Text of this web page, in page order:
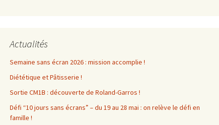
Actualités
Semaine sans écran 2026 : mission accomplie !
Diététique et Pâtisserie !
Sortie CM1B : découverte de Roland-Garros !
Défi “10 jours sans écrans” – du 19 au 28 mai : on relève le défi en
famille !